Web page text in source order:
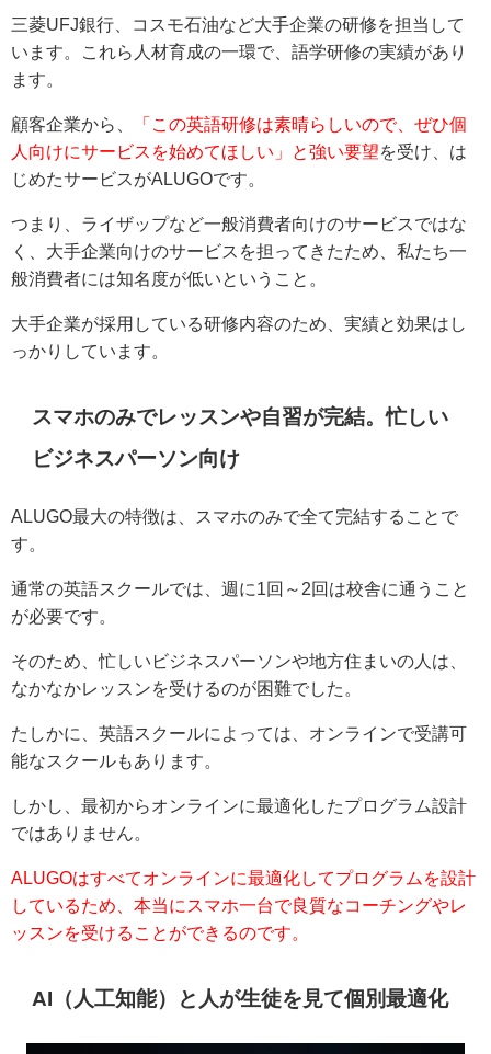
三菱UFJ銀行、コスモ石油など大手企業の研修を担当して
います。これら人材育成の一環で、語学研修の実績があり
ます。
顧客企業から、
「この英語研修は素晴らしいので、ぜひ個
人向けにサービスを始めてほしい」と強い要望を受け、は
じめたサービスがALUGOです。
つまり、ライザップなど一般消費者向けのサービスではな
く、大手企業向けのサービスを担ってきたため、私たち一
般消費者には知名度が低いということ。
大手企業が採用している研修内容のため、実績と効果はし
っかりしています。
スマホのみでレッスンや自習が完結。忙しい
ビジネスパーソン向け
ALUGO最大の特徴は、スマホのみで全て完結することで
す。
通常の英語スクールでは、週に1回～2回は校舎に通うこと
が必要です。
そのため、忙しいビジネスパーソンや地方住まいの人は、
なかなかレッスンを受けるのが困難でした。
たしかに、英語スクールによっては、オンラインで受講可
能なスクールもあります。
しかし、最初からオンラインに最適化したプログラム設計
ではありません。
ALUGOはすべてオンラインに最適化してプログラムを設計
しているため、本当にスマホ一台で良質なコーチングやレ
ッスンを受けることができるのです。
AI（人工知能）と人が生徒を見て個別最適化